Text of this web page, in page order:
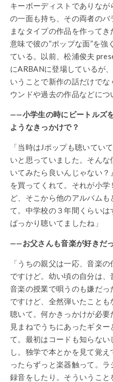
キーボーディストでありな
の一面も持ち、その両者の
まなタイプの作品を作って
意味で彼の“ポップな面”を強
ている。以前、松浦俊夫
にARBANに登場しているが
いうことで新作の話だけで
ウンドや過去の作品などにつ
——小学生の時にビートルズ
ようなきっかけで？
「当時はJポップも聴いてい
いと思っていました。そん
いてみたら良いんじゃない
を買ってくれて。それが小
ど、そこから他のアルバム
て。中学校の３年間くらい
ばっかり聴いてましたね」
——お父さんも音楽が好きだ
「うちの親父は一応、音楽
ですけど。幼い頃の自分は、
音楽の授業で唄うのも嫌だっ
ですけど、全然弾いたこと
聴いて。何かきっかけが必要
見まねでうちにあったギター
て。最初はコードも知らな
し。独学で本とかを見て覚
ったらずっと楽器触って。
録音をしたり。そういうこと